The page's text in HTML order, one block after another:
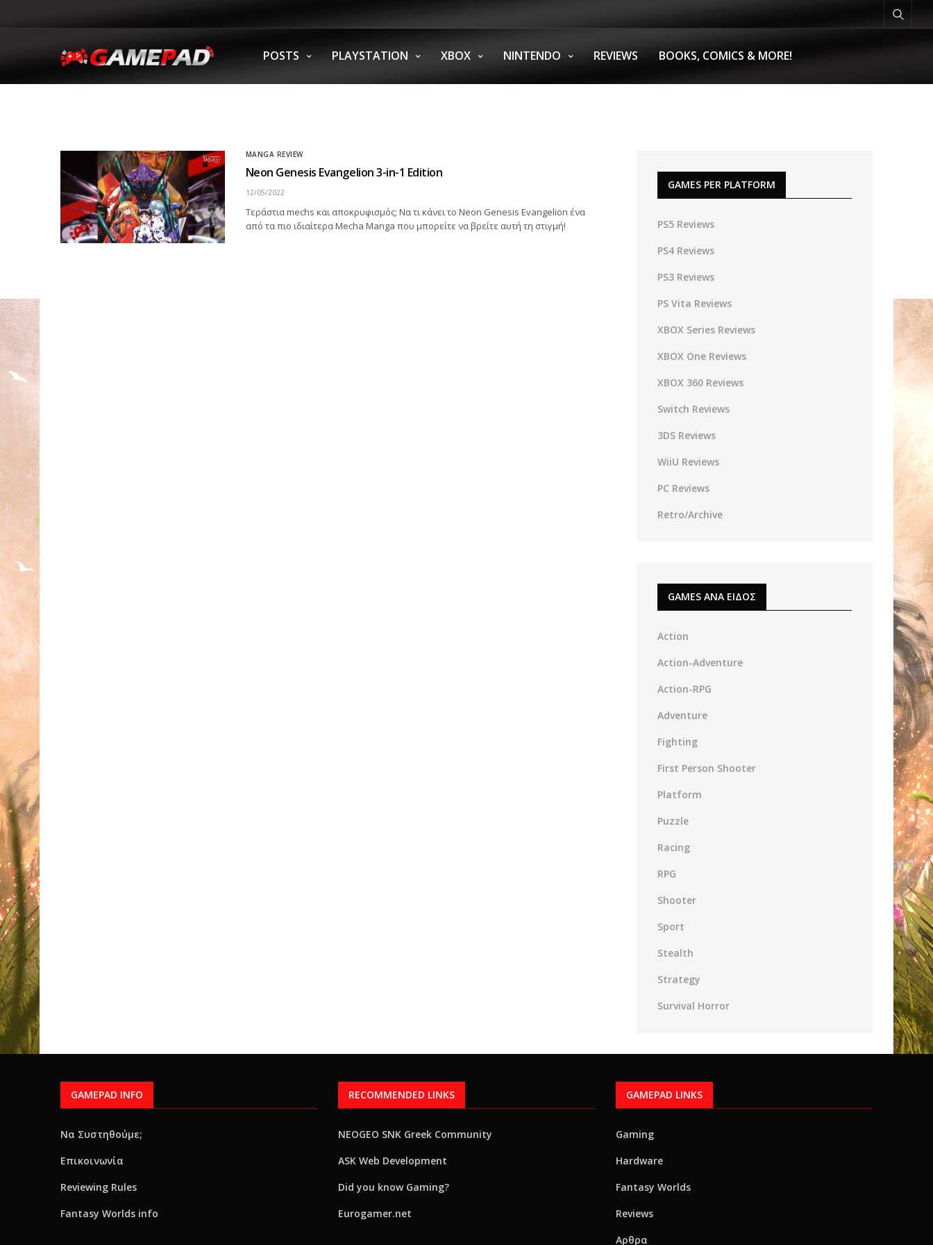
POSTS PLAYSTATION XBOX NINTENDO REVIEWS BOOKS, COMICS & MORE!
MANGA REVIEW
Neon Genesis Evangelion 3-in-1 Edition
12/05/2022
Τεράστια mechs και αποκρυφισμός; Να τι κάνει το Neon Genesis Evangelion ένα
από τα πιο ιδιαίτερα Mecha Manga που μπορείτε να βρείτε αυτή τη στιγμή!
GAMES PER PLATFORM
PS5 Reviews
PS4 Reviews
PS3 Reviews
PS Vita Reviews
XBOX Series Reviews
XBOX One Reviews
XBOX 360 Reviews
Switch Reviews
3DS Reviews
WiiU Reviews
PC Reviews
Retro/Archive
GAMES ΑΝΑ ΕΙΔΟΣ
Action
Action-Adventure
Action-RPG
Adventure
Fighting
First Person Shooter
Platform
Puzzle
Racing
RPG
Shooter
Sport
Stealth
Strategy
Survival Horror
GAMEPAD INFO
Να Συστηθούμε;
Επικοινωνία
Reviewing Rules
Fantasy Worlds info
RECOMMENDED LINKS
NEOGEO SNK Greek Community
ASK Web Development
Did you know Gaming?
Eurogamer.net
GAMEPAD LINKS
Gaming
Hardware
Fantasy Worlds
Reviews
Αρθρα